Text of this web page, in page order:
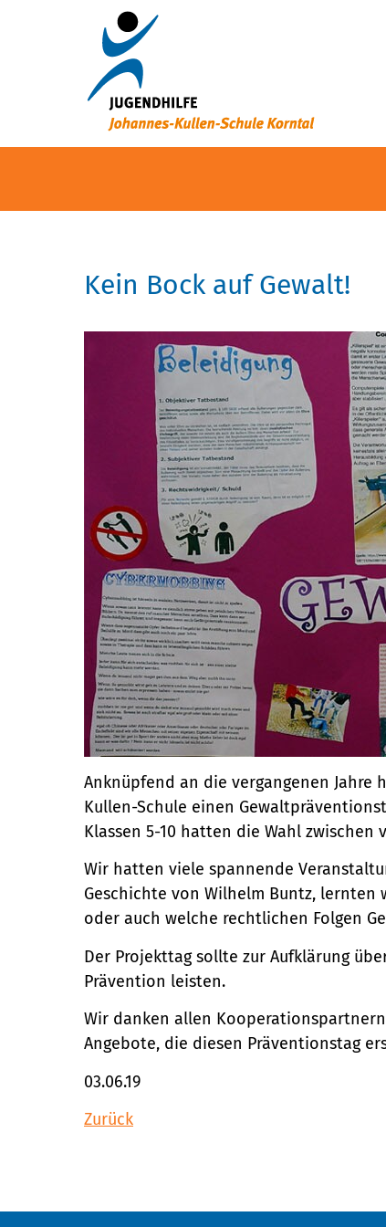
Kein Bock auf Gewalt!
Anknüpfend an die vergangenen Jahre
Kullen-Schule einen
Klassen 5-10 hatten die Wahl zwischen
Wir hatten viele spannende
Geschichte von Wilhelm Buntz,
oder auch welche rechtlichen Folgen
Der Projekttag sollte zur Aufklärung
Prävention leisten.
Wir danken allen
Angebote, die diesen Präventionstag
03.06.19
Zurück